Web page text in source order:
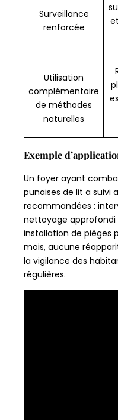
Surveillance
renforcée
Utilisation
complémentaire
de méthodes
naturelles
Exemple
Un foyer ayant
punaises de lit a suivi
recommandées :
nettoyage approfondi
installation de pièges
mois, aucune
la vigilance des
régulières.